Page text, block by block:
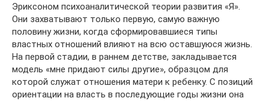
Эриксоном психоаналитической теории развития «Я».
Они захватывают только первую, самую важную
половину жизни, когда сформировавшиеся типы
властных отношений влияют на всю оставшуюся жизнь.
На первой стадии, в раннем детстве, закладывается
модель «мне придают силы другие», образцом для
которой служат отношения матери к ребенку. С позиций
ориентации на власть в последующие годы жизни она